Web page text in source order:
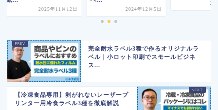
2025年11月12日 2024年12月5日
2019年6
完全耐水ラベル3種で作るオリジナルラ
ベル｜小ロット印刷でスモールビジネ
ス...
【冷凍食品専用】剥がれないレーザープ
リンター用冷食ラベル3種を徹底解説